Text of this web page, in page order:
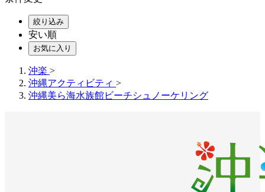
絞り込み
安い順
お気に入り
沖楽 >
沖縄アクティビティ >
沖縄美ら海水族館ビーチシュノーケリング